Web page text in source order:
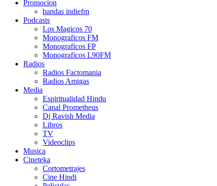
Promocion
bandas indiefm
Podcasts
Los Magicos 70
Monograficos FM
Monograficos FP
Monograficos L90FM
Radios
Radios Factomania
Radios Amigas
Media
Espiritualidad Hindu
Canal Prometheus
Dj Ravish Media
Libros
TV
Videoclips
Musica
Cineteka
Cortometrajes
Cine Hindi